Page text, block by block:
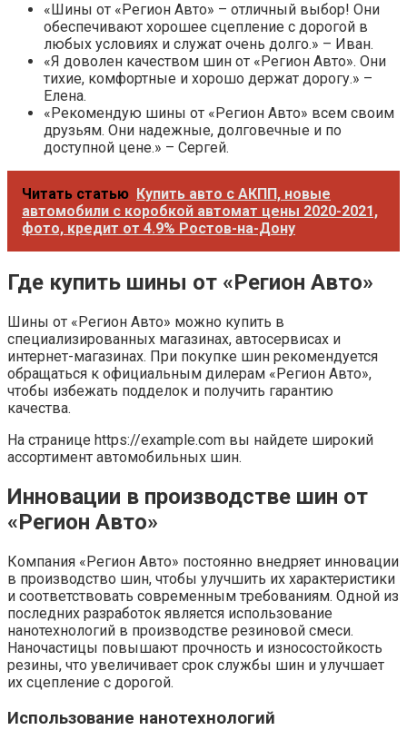
«Шины от «Регион Авто» – отличный выбор! Они
обеспечивают хорошее сцепление с дорогой в
любых условиях и служат очень долго.» – Иван.
«Я доволен качеством шин от «Регион Авто». Они
тихие, комфортные и хорошо держат дорогу.» –
Елена.
«Рекомендую шины от «Регион Авто» всем своим
друзьям. Они надежные, долговечные и по
доступной цене.» – Сергей.
Читать статью Купить авто с АКПП, новые
автомобили с коробкой автомат цены 2020-2021,
фото, кредит от 4.9% Ростов-на-Дону
Где купить шины от «Регион Авто»
Шины от «Регион Авто» можно купить в
специализированных магазинах, автосервисах и
интернет-магазинах. При покупке шин рекомендуется
обращаться к официальным дилерам «Регион Авто»,
чтобы избежать подделок и получить гарантию
качества.
На странице https://example.com вы найдете широкий
ассортимент автомобильных шин.
Инновации в производстве шин от
«Регион Авто»
Компания «Регион Авто» постоянно внедряет инновации
в производство шин, чтобы улучшить их характеристики
и соответствовать современным требованиям. Одной из
последних разработок является использование
нанотехнологий в производстве резиновой смеси.
Наночастицы повышают прочность и износостойкость
резины, что увеличивает срок службы шин и улучшает
их сцепление с дорогой.
Использование нанотехнологий